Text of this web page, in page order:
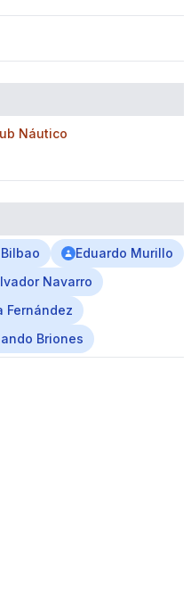
Náutico
Eduardo Murillo
Navarro
Fernández
Briones